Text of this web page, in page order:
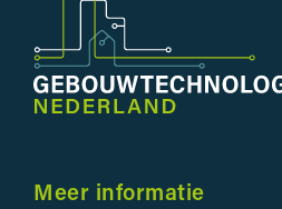
Meer informatie